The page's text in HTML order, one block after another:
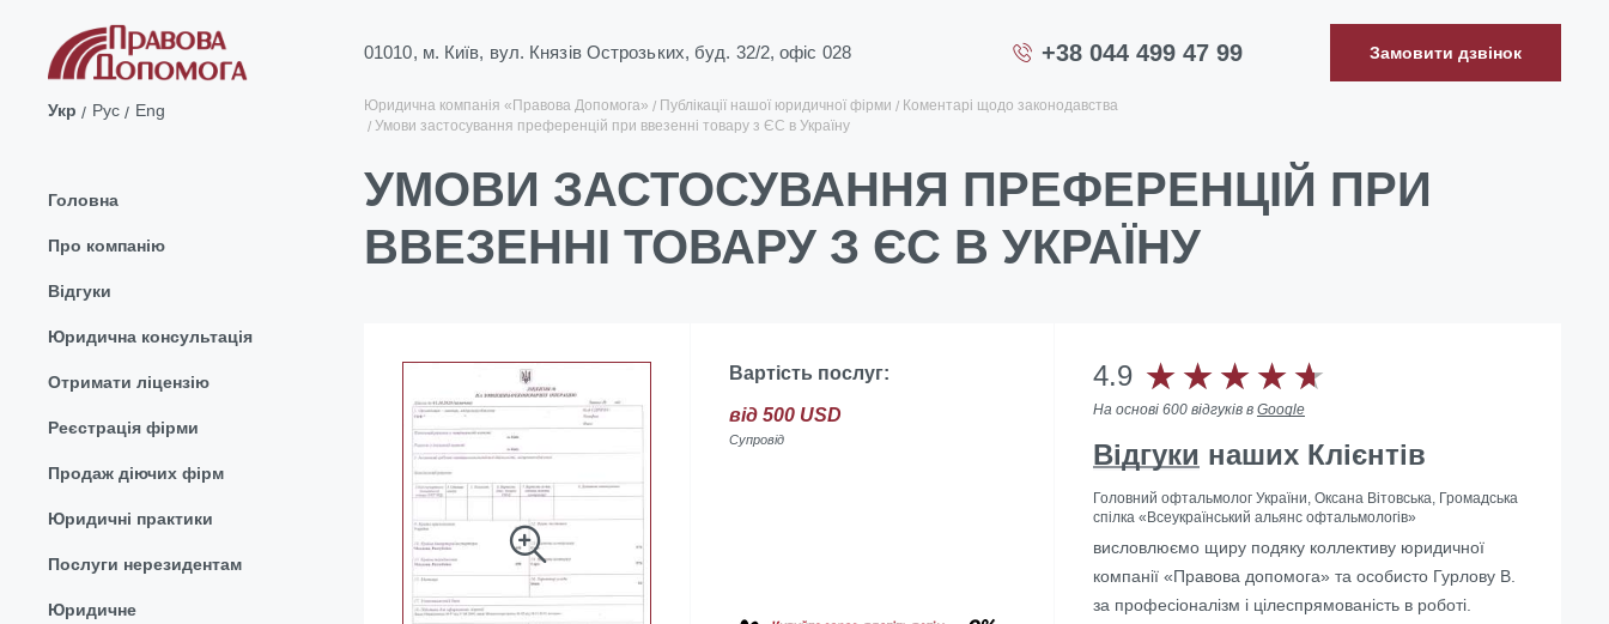
01010, м. Київ, вул. Князів Острозьких, буд. 32/2, офіс 028 +38 044 499 47 99 Замовити дзвінок
Укр Рус Eng
Головна
Про компанію
Відгуки
Юридична консультація
Отримати ліцензію
Реєстрація фірми
Продаж діючих фірм
Юридичні практики
Послуги нерезидентам
Юридичне
Юридична компанія «Правова Допомога» Публікації нашої юридичної фірми
Коментарі щодо законодавства
Умови застосування преференцій при ввезенні товару з ЄС в Україну
УМОВИ ЗАСТОСУВАННЯ ПРЕФЕРЕНЦІЙ ПРИ
ВВЕЗЕННІ ТОВАРУ З ЄС В УКРАЇНУ
Вартість послуг:
від 500 USD
Супровід
4.9
На основі 600 відгуків в Google
Відгуки наших Клієнтів
Головний офтальмолог України, Оксана Вітовська, Громадська
спілка «Всеукраїнський альянс офтальмологів»
висловлюємо щиру подяку коллективу юридичної
компанії «Правова допомога» та особисто Гурлову В.
за професіоналізм і цілеспрямованість в роботі.
Допомогли з ліквідацією іноземного представництва в
Україні